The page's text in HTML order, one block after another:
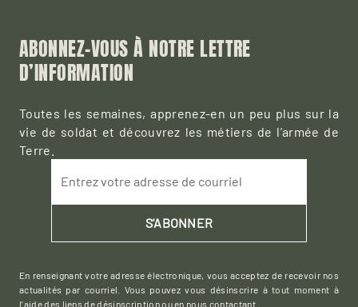
ABONNEZ-VOUS À NOTRE LETTRE
D’INFORMATION
Toutes les semaines, apprenez-en un peu plus sur la
vie de soldat et découvrez les métiers de l’armée de
Terre.
Entrez votre adresse de courriel
S'ABONNER
En renseignant votre adresse électronique, vous acceptez de recevoir nos
actualités par courriel. Vous pouvez vous désinscrire à tout moment à
l’aide des liens de désinscription ou en nous contactant.